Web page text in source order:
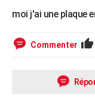
moi j'ai une plaque
Commenter